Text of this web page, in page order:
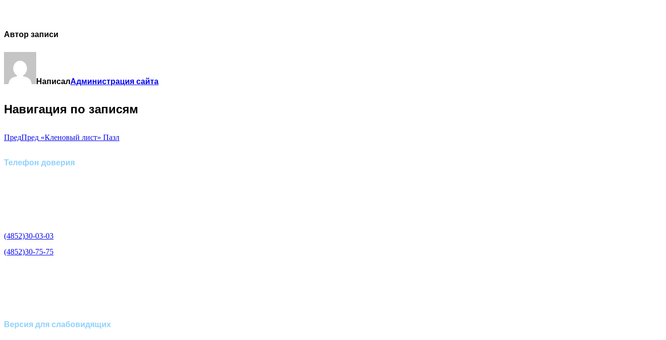
Автор записи
НаписалАдминистрация сайта
Навигация по записям
ПредПред «Кленовый лист» Пазл
Телефон доверия
(4852)30-03-03
(4852)30-75-75
Версия для слабовидящих